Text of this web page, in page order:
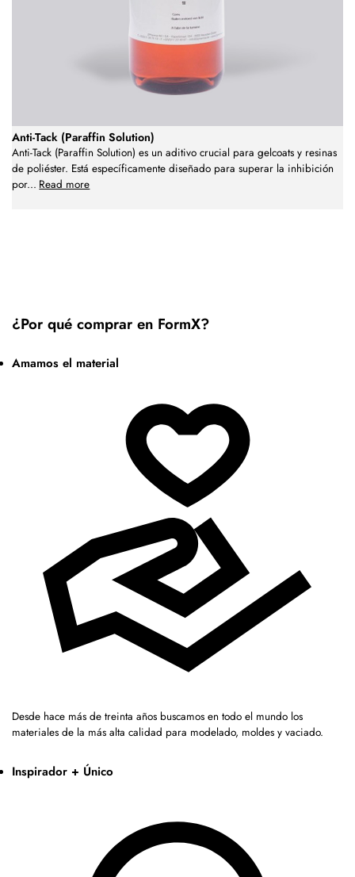
Anti-Tack (Paraffin Solution)
Anti-Tack (Paraffin Solution) es un aditivo crucial para gelcoats y resinas
de poliéster. Está específicamente diseñado para superar la inhibición
por... Read more
¿Por qué comprar en FormX?
Amamos el material
Desde hace más de treinta años buscamos en todo el mundo los
materiales de la más alta calidad para modelado, moldes y vaciado.
Inspirador + Único